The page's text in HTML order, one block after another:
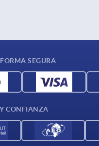
SEGURA
CONFIANZA